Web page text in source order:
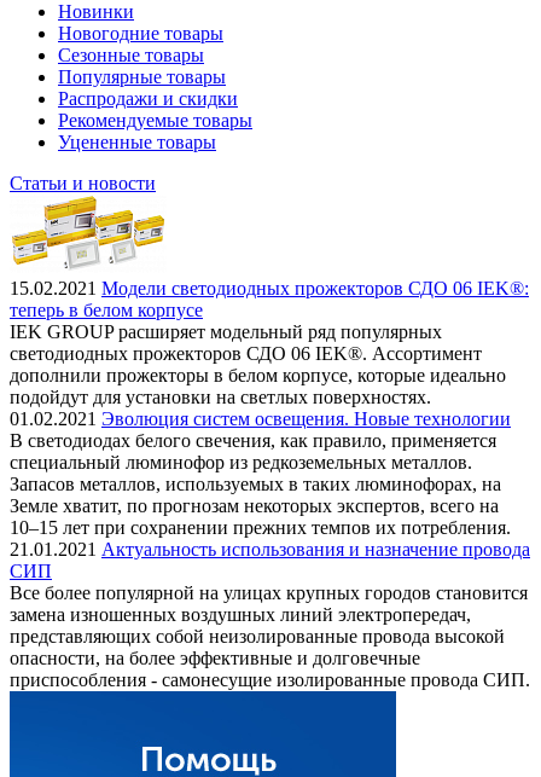
Новинки
Новогодние товары
Сезонные товары
Популярные товары
Распродажи и скидки
Рекомендуемые товары
Уцененные товары
Статьи и новости
15.02.2021 Модели светодиодных прожекторов СДО 06 IEK®:
теперь в белом корпусе
IEK GROUP расширяет модельный ряд популярных
светодиодных прожекторов СДО 06 IEK®. Ассортимент
дополнили прожекторы в белом корпусе, которые идеально
подойдут для установки на светлых поверхностях.
01.02.2021 Эволюция систем освещения. Новые технологии
В светодиодах белого свечения, как правило, применяется
специальный люминофор из редкоземельных металлов.
Запасов металлов, используемых в таких люминофорах, на
Земле хватит, по прогнозам некоторых экспертов, всего на
10–15 лет при сохранении прежних темпов их потребления.
21.01.2021 Актуальность использования и назначение провода
СИП
Все более популярной на улицах крупных городов становится
замена изношенных воздушных линий электропередач,
представляющих собой неизолированные провода высокой
опасности, на более эффективные и долговечные
приспособления - самонесущие изолированные провода СИП.